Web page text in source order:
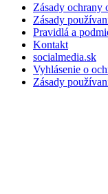
Zásady ochrany
Zásady
Pravidlá a
Kontakt
socialmedia.sk
Vyhlásenie o
Zásady